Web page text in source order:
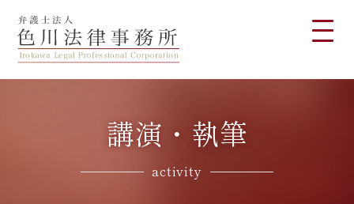
講演・執筆
activity